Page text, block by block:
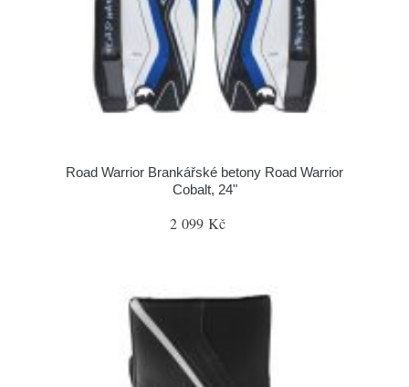
Road Warrior Brankářské betony Road Warrior
Cobalt, 24"
2 099 Kč